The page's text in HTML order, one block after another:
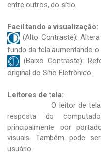
entre outros, do sítio.
Facilitando a visualização:
(Alto Contraste):
fundo da tela aumentando
(Baixo Contraste):
original do Sítio Eletrônico.
Leitores de tela:
O leitor de tela é
resposta do
principalmente por
visuais. Também pode
usuário.